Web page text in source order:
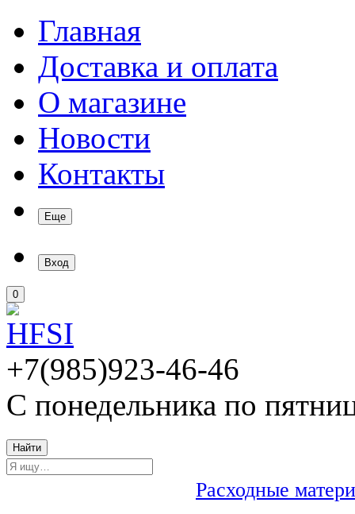
Главная
Доставка и оплата
О магазине
Новости
Контакты
Еще
Вход
0
+7(985)923-46-46
С понедельника по
Найти
Расходные